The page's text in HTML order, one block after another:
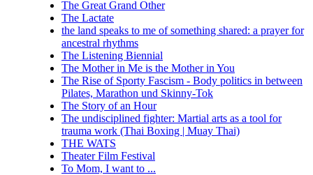
The Great Grand Other
The Lactate
the land speaks to me of something shared: a prayer for
ancestral rhythms
The Listening Biennial
The Mother in Me is the Mother in You
The Rise of Sporty Fascism - Body politics in between
Pilates, Marathon und Skinny-Tok
The Story of an Hour
The undisciplined fighter: Martial arts as a tool for
trauma work (Thai Boxing | Muay Thai)
THE WATS
Theater Film Festival
To Mom, I want to ...